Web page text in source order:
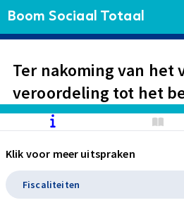
Boom Sociaal Totaal
Ter nakoming van het
veroordeling tot het
netto-
werknemer wordt een
opgenomen.
belastingplicht.
Klik voor meer uitspraken
Fiscaliteiten